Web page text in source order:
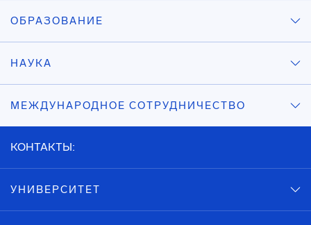
ОБРАЗОВАНИЕ
НАУКА
МЕЖДУНАРОДНОЕ СОТРУДНИЧЕСТВО
КОНТАКТЫ:
УНИВЕРСИТЕТ